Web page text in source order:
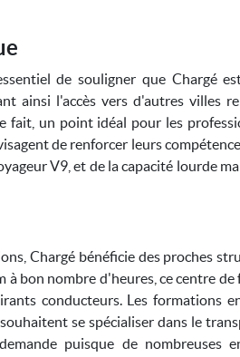
de souligner que Chargé
ainsi l'accès vers d'autres villes
fait, un point idéal pour les
de renforcer leurs
V9, et de la capacité lourde
Chargé bénéficie des proches
à bon nombre d'heures, ce centre
conducteurs. Les formations
se spécialiser dans le
puisque de nombreuses